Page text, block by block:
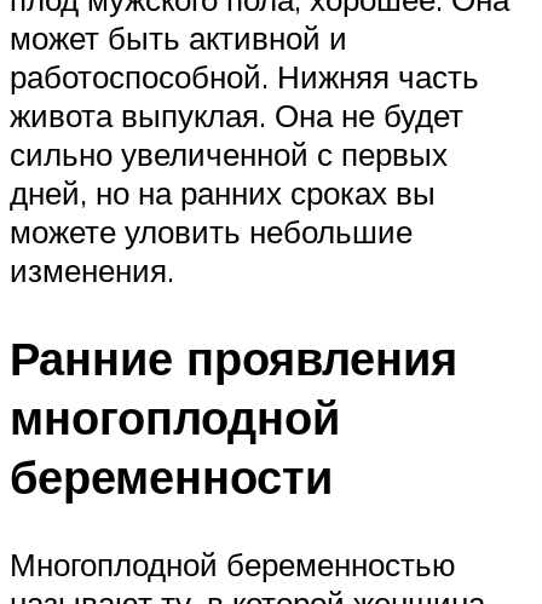
может быть активной и
работоспособной. Нижняя часть
живота выпуклая. Она не будет
сильно увеличенной с первых
дней, но на ранних сроках вы
можете уловить небольшие
изменения.
Ранние проявления
многоплодной
беременности
Многоплодной беременностью